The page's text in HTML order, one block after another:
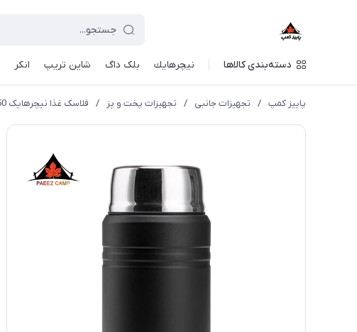
دسته‌بندی کالاها نيچرهايك بلک داگ شاین تریپ انکر
پاییز کمپ / تجهیزات جانبی / تجهیزات پخت و پز / فلاسک غذا نیچرهایک 750 میلی لیتر + قاشق و کیف | NH20SJ041